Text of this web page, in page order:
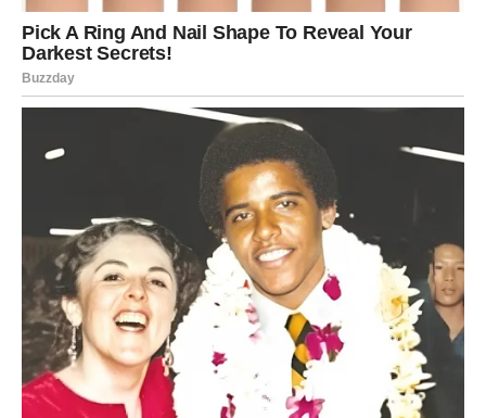
Konačno, nemasni preliv za salatu često se smatra
savršenim izborom za zdravu ishranu, ali malo ljudi zna
da su ovi proizvodi obično puni šećera. Kako bi
nadoknadili nedostatak ukusa, proizvođači dodaju šećere
i zgušnjivače, stvarajući iluziju zdravog obroka.
Ovakvi
prelivi mogu povećati unos rafinisanih ugljenih hidrata,
što negativno utiče na nivo šećera u krvi i ukupni unos
kalorija. Osobe sa insulinskom rezistencijom ili
dijabetesom posebno bi trebale biti oprezne s ovim
proizvodima. Alternativa su domaći prelivi od maslinovog
ulja i limunovog soka, koji su puno zdraviji i osvežavajući.
Ključni zaključci i preporuke